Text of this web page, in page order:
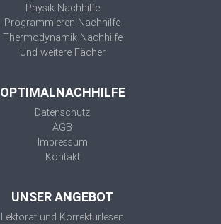
Physik Nachhilfe
Programmieren Nachhilfe
Thermodynamik Nachhilfe
Und weitere Fächer
OPTIMALNACHHILFE
Datenschutz
AGB
Impressum
Kontakt
UNSER ANGEBOT
Lektorat und Korrekturlesen